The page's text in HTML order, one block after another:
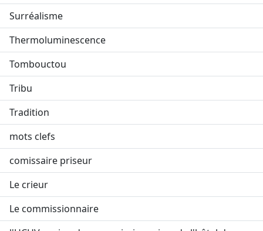
Surréalisme
Thermoluminescence
Tombouctou
Tribu
Tradition
mots clefs
comissaire priseur
Le crieur
Le commissionnaire